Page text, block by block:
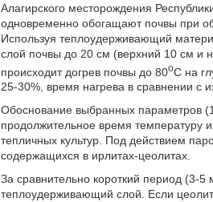
Алагирского месторождения
одновременно обогащают почвы при
Используя теплоудерживающий
слой почвы до 20 см (верхний 10 см и
происходит догрев почвы до 80oС на
25-30%, время нагрева в сравнении с
Обоснование выбранных параметров
продолжительное время температуру
тепличных культур. Под действием
содержащихся в ирлитах-цеолитах.
За сравнительно короткий период (3-
теплоудерживающий слой. Если